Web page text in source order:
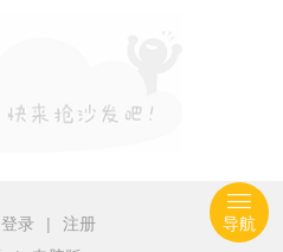
登录 |
注册
导航